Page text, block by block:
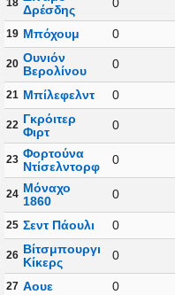
18 Δρέσδης
0
19 Μπόχουμ 0
20 Ουνιόν
Βερολίνου
0
21 Μπίλεφελντ 0
22 Γκρόιτερ
Φιρτ
0
23 Φορτούνα
Ντίσελντορφ
0
24 Μόναχο
1860
0
25 Σεντ Πάουλι 0
26 Βίτσμπουργκερ
Κίκερς
0
27 Αουε 0